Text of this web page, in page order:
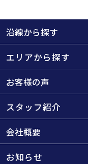
沿線から探す
エリアから探す
お客様の声
スタッフ紹介
会社概要
お知らせ